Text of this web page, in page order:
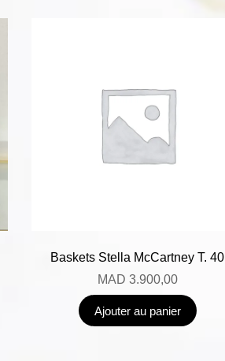
Baskets Stella McCartney T. 40
MAD 3.900,00
Ajouter au panier